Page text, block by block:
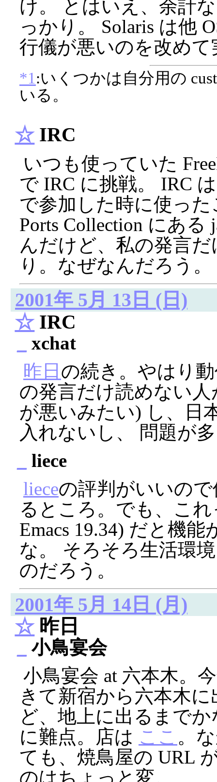
け。 とはいえ、余計
っかり。 Solaris は他
行儀が悪いのを改めて
*1 :いくつかは自分用の
いる。
☆IRC
いつも使っていた
で IRC に挑戦。 IRC
で参加した時に使った
Ports Collection にある
んだけど、私の発言
り。なぜなんだろう。
2001年 5月 13日 (日)
☆IRC
xchat
昨日 の続き。やはり
の発言だけ読めない
が悪いみたい) し、日
入れないし、 問題が
liece
lieceの評判がいいの
るところ。でも、これ
Emacs 19.34) だと機
な。 そろそろ生活環
のだろう。
2001年 5月 14日 (月)
☆昨日
小鳥宴会
小鳥宴会 at 六本木。
きて新宿から六本木
ど、地上に出るまで
に難点。店は ここ 。
ても、焼鳥屋の URL
のはちょっと変。